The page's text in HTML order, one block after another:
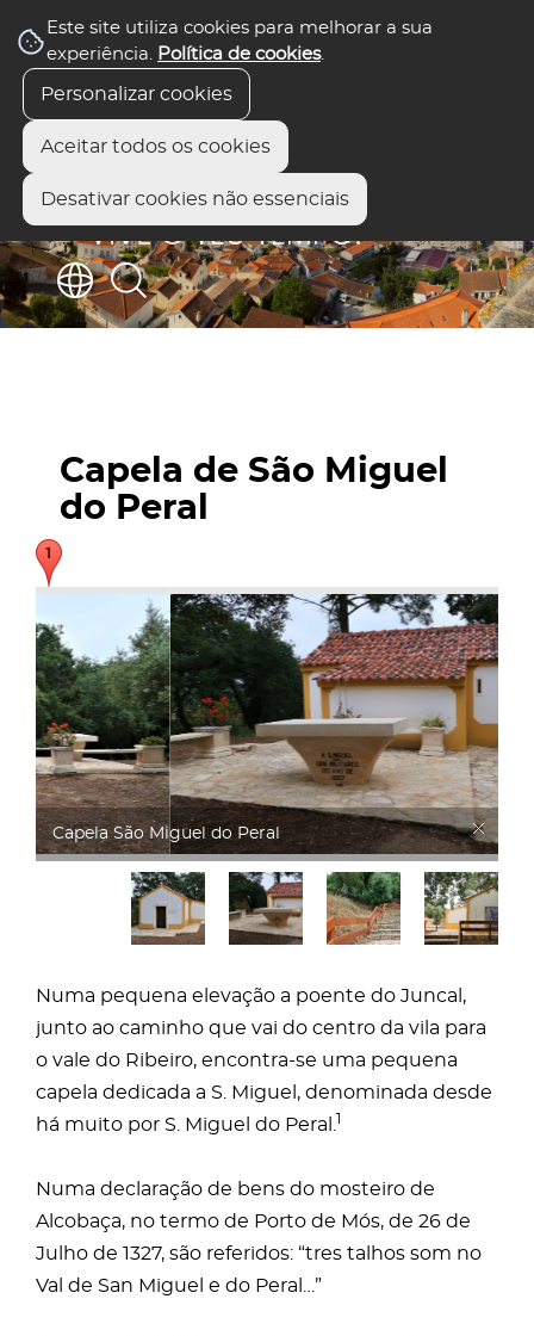
Este site utiliza cookies para melhorar a sua
experiência. Política de cookies.
Personalizar cookies
Aceitar todos os cookies
Desativar cookies não essenciais
Capela de São Miguel
do Peral
Capela São Miguel do Peral
Numa pequena elevação a poente do Juncal,
junto ao caminho que vai do centro da vila para
o vale do Ribeiro, encontra-se uma pequena
capela dedicada a S. Miguel, denominada desde
há muito por S. Miguel do Peral.
1
Numa declaração de bens do mosteiro de
Alcobaça, no termo de Porto de Mós, de 26 de
Julho de 1327, são referidos: “tres talhos som no
Val de San Miguel e do Peral…”